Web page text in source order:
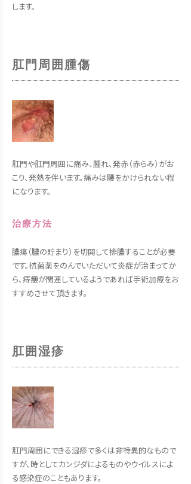
します。
肛門周囲腫傷
肛門や肛門周囲に痛み、腫れ、発赤（赤らみ）がお
こり、発熱を伴います。痛みは腰をかけられない程
になります。
治療方法
膿瘍（膿の貯まり）を切開して排膿することが必要
です。抗菌薬をのんでいただいて炎症が治まってか
ら、痔瘻が関連しているようであれば手術加療をお
すすめさせて頂きます。
肛囲湿疹
肛門周囲にできる湿疹で多くは非特異的なもので
すが、時としてカンジダによるものやウイルスによ
る感染症のこともあります。